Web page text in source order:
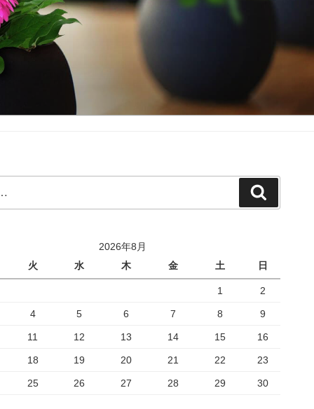
索
2026年8月
火 水 木 金 土 日
1 2
4 5 6 7 8 9
11 12 13 14 15 16
18 19 20 21 22 23
25 26 27 28 29 30